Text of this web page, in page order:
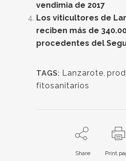
vendimia de 2017
Los viticultores de
reciben más de
procedentes del
TAGS: Lanzarote,
fitosanitarios
Share Print